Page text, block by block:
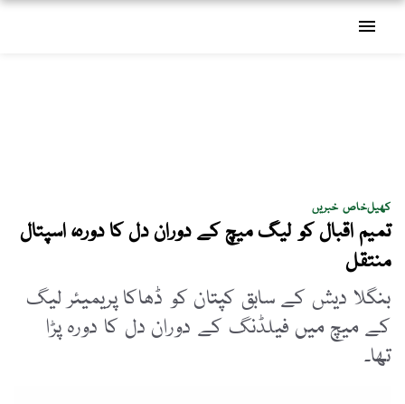
menu
کھیلخاص خبریں
تمیم اقبال کو لیگ میچ کے دوران دل کا دورہ، اسپتال
منتقل
بنگلا دیش کے سابق کپتان کو ڈھاکا پریمیئر لیگ
کے میچ میں فیلڈنگ کے دوران دل کا دورہ پڑا
تھا۔